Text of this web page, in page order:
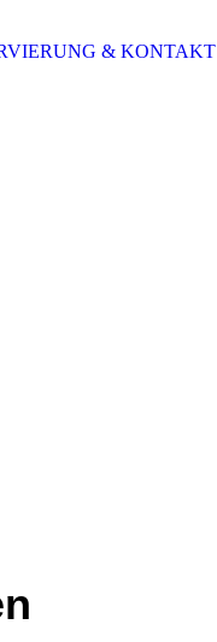
& KONTAKT